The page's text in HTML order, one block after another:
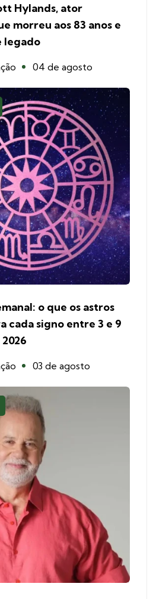
Hylands, ator
morreu aos 83 anos e
legado
04 de agosto
o que os astros
cada signo entre 3 e 9
03 de agosto